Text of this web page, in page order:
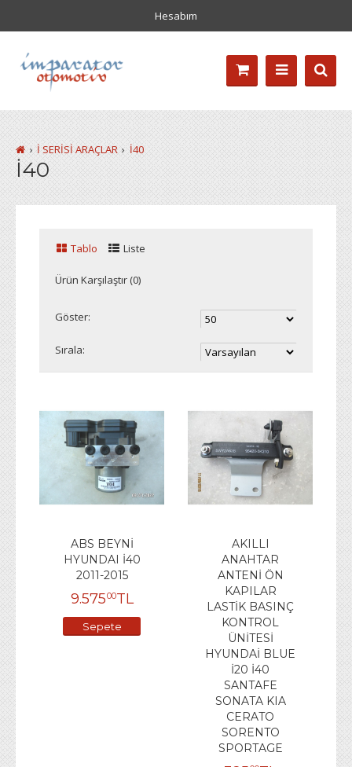
Hesabım
İ SERİSİ ARAÇLAR İ40
İ40
Tablo Liste
Ürün Karşılaştır (0)
Göster:
Sırala:
ABS BEYNİ
HYUNDAI İ40
2011-2015
9.57500TL
Sepete
AKILLI
ANAHTAR
ANTENİ ÖN
KAPILAR
LASTİK BASINÇ
KONTROL
ÜNİTESİ
HYUNDAİ BLUE
İ20 İ40
SANTAFE
SONATA KIA
CERATO
SORENTO
SPORTAGE